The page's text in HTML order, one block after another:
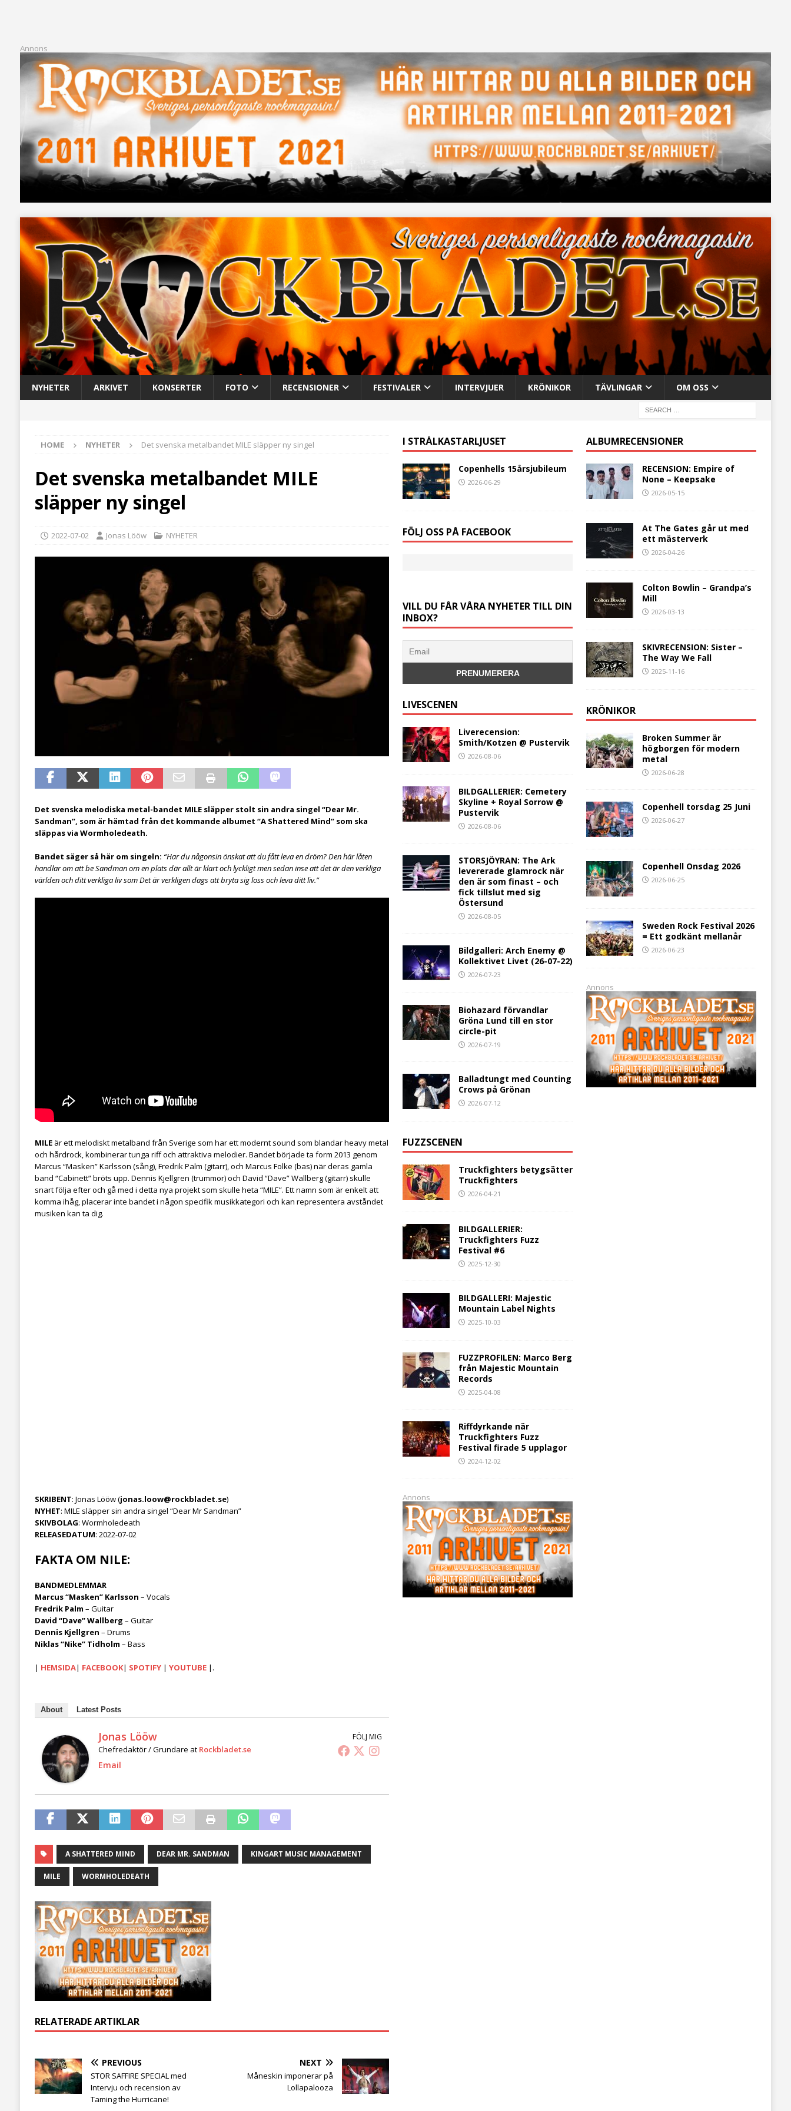
Annons
NYHETER ARKIVET KONSERTER FOTO RECENSIONER FESTIVALER INTERVJUER KRÖNIKOR TÄVLINGAR OM OSS
HOME NYHETER Det svenska metalbandet MILE släpper ny singel
Det svenska metalbandet MILE
släpper ny singel
2022-07-02 Jonas Lööw NYHETER
Det svenska melodiska metal-bandet MILE släpper stolt sin andra singel “Dear Mr.
Sandman”, som är hämtad från det kommande albumet “A Shattered Mind” som ska
släppas via Wormholedeath.
Bandet säger så här om singeln: “Har du någonsin önskat att du fått leva en dröm? Den här låten
handlar om att be Sandman om en plats där allt är klart och lyckligt men sedan inse att det är den verkliga
världen och ditt verkliga liv som Det är verkligen dags att bryta sig loss och leva ditt liv.”
MILEär ett melodiskt metalband från Sverige som har ett modernt sound som blandar heavy metal
och hårdrock, kombinerar tunga riff och attraktiva melodier. Bandet började ta form 2013 genom
Marcus “Masken” Karlsson (sång), Fredrik Palm (gitarr), och Marcus Folke (bas) när deras gamla
band “Cabinett” bröts upp. Dennis Kjellgren (trummor) och David “Dave” Wallberg (gitarr) skulle
snart följa efter och gå med i detta nya projekt som skulle heta “MILE”. Ett namn som är enkelt att
komma ihåg, placerar inte bandet i någon specifik musikkategori och kan representera avståndet
musiken kan ta dig.
SKRIBENT: Jonas Lööw (jonas.loow@rockbladet.se)
NYHET: MILE släpper sin andra singel “Dear Mr Sandman”
SKIVBOLAG: Wormholedeath
RELEASEDATUM: 2022-07-02
FAKTA OM NILE:
BANDMEDLEMMAR
Marcus “Masken” Karlsson – Vocals
Fredrik Palm – Guitar
David “Dave” Wallberg – Guitar
Dennis Kjellgren – Drums
Niklas “Nike” Tidholm – Bass
| HEMSIDA| FACEBOOK| SPOTIFY| YOUTUBE|.
About Latest Posts
FÖLJ MIG
Jonas Lööw
Chefredaktör / Grundare at Rockbladet.se
Email
A SHATTERED MIND DEAR MR. SANDMAN KINGART MUSIC MANAGEMENT
MILE WORMHOLEDEATH
RELATERADE ARTIKLAR
PREVIOUS
STOR SAFFIRE SPECIAL med
Intervju och recension av
Taming the Hurricane!
NEXT
Måneskin imponerar på
Lollapalooza
I STRÅLKASTARLJUSET
Copenhells 15årsjubileum
2026-06-29
FÖLJ OSS PÅ FACEBOOK
VILL DU FÅR VÅRA NYHETER TILL DIN
INBOX?
LIVESCENEN
Liverecension:
Smith/Kotzen @ Pustervik
2026-08-06
BILDGALLERIER: Cemetery
Skyline + Royal Sorrow @
Pustervik
2026-08-06
STORSJÖYRAN: The Ark
levererade glamrock när
den är som finast – och
fick tillslut med sig
Östersund
2026-08-05
Bildgalleri: Arch Enemy @
Kollektivet Livet (26-07-22)
2026-07-23
Biohazard förvandlar
Gröna Lund till en stor
circle-pit
2026-07-19
Balladtungt med Counting
Crows på Grönan
2026-07-12
FUZZSCENEN
Truckfighters betygsätter
Truckfighters
2026-04-21
BILDGALLERIER:
Truckfighters Fuzz
Festival #6
2025-12-30
BILDGALLERI: Majestic
Mountain Label Nights
2025-10-03
FUZZPROFILEN: Marco Berg
från Majestic Mountain
Records
2025-04-08
Riffdyrkande när
Truckfighters Fuzz
Festival firade 5 upplagor
2024-12-02
Annons
ALBUMRECENSIONER
RECENSION: Empire of
None – Keepsake
2026-05-15
At The Gates går ut med
ett mästerverk
2026-04-26
Colton Bowlin – Grandpa’s
Mill
2026-03-13
SKIVRECENSION: Sister –
The Way We Fall
2025-11-16
KRÖNIKOR
Broken Summer är
högborgen för modern
metal
2026-06-28
Copenhell torsdag 25 Juni
2026-06-27
Copenhell Onsdag 2026
2026-06-25
Sweden Rock Festival 2026
= Ett godkänt mellanår
2026-06-23
Annons